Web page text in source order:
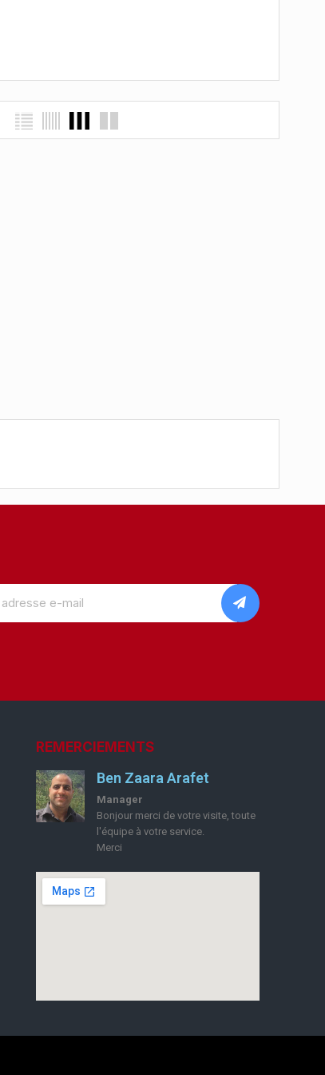
REMERCIEMENTS
Ben Zaara Arafet
Manager
Bonjour merci de votre visite, toute
l'équipe à votre service.
Merci